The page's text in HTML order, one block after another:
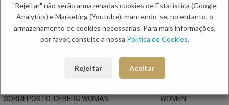
SOBREPOSTO ICEBERG WOMAN
WOMEN
"Rejeitar" não serão armazenadas cookies de Estatística (Google
Analytics) e Marketing (Youtube), mantendo-se, no entanto, o
armazenamento de cookies necessárias. Para mais informações,
por favor, consulte a nossa Política de Cookies.
Rejeitar Aceitar